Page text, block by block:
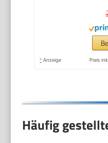
XL-
* Anzeige Preis
Häufig